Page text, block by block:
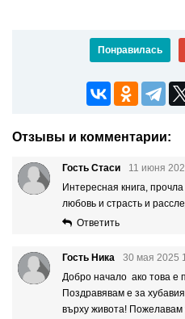
Понравилась
Отзывы и комментарии:
Гость Стаси
11 июня
Интересная книга,
любовь и страсть и
Ответить
Гость Ника
30 мая 2025
Добро начало ако това е
Поздравявам е за
върху живота!